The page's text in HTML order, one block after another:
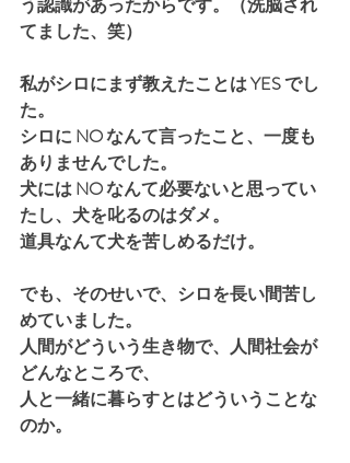
てました、笑）
私がシロにまず教えたことは YES でし
た。
シロに NO なんて言ったこと、一度も
ありませんでした。
犬には NO なんて必要ないと思ってい
たし、犬を叱るのはダメ。
道具なんて犬を苦しめるだけ。
でも、そのせいで、シロを長い間苦し
めていました。
人間がどういう生き物で、人間社会が
どんなところで、
人と一緒に暮らすとはどういうことな
のか。